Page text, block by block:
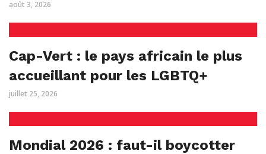
août 3, 2026
Cap-Vert : le pays africain le plus
accueillant pour les LGBTQ+
juillet 25, 2026
Mondial 2026 : faut-il boycotter